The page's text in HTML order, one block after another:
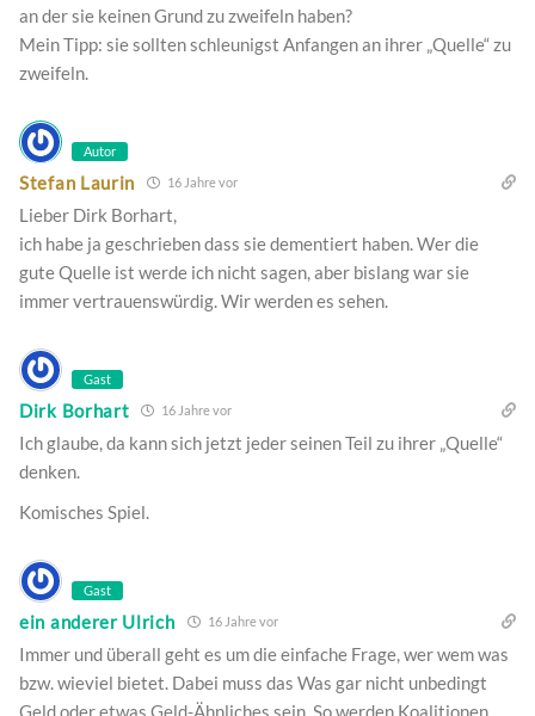
an der sie keinen Grund zu zweifeln haben?
Mein Tipp: sie sollten schleunigst Anfangen an ihrer „Quelle“ zu
zweifeln.
Autor
Stefan Laurin 16 Jahre vor
Lieber Dirk Borhart,
ich habe ja geschrieben dass sie dementiert haben. Wer die
gute Quelle ist werde ich nicht sagen, aber bislang war sie
immer vertrauenswürdig. Wir werden es sehen.
Gast
Dirk Borhart 16 Jahre vor
Ich glaube, da kann sich jetzt jeder seinen Teil zu ihrer „Quelle“
denken.
Komisches Spiel.
Gast
ein anderer Ulrich 16 Jahre vor
Immer und überall geht es um die einfache Frage, wer wem was
bzw. wieviel bietet. Dabei muss das Was gar nicht unbedingt
Geld oder etwas Geld-Ähnliches sein. So werden Koalitionen